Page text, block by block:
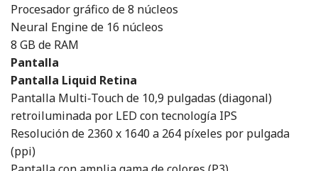
Procesador gráfico de 8 núcleos
Neural Engine de 16 núcleos
8 GB de RAM
Pantalla
Pantalla Liquid Retina
Pantalla Multi‑Touch de 10,9 pulgadas (diagonal)
retroiluminada por LED con tecnología IPS
Resolución de 2360 x 1640 a 264 píxeles por pulgada
(ppi)